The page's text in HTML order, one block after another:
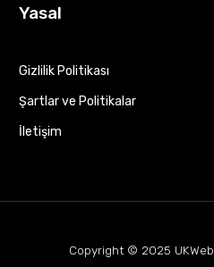
Yasal
Gizlilik Politikası
Şartlar ve Politikalar
İletişim
Copyright © 2025 UKWeb